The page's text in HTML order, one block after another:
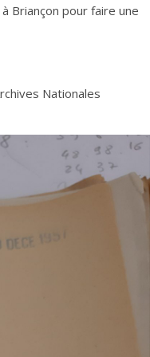
Briançon pour faire une
Nationales